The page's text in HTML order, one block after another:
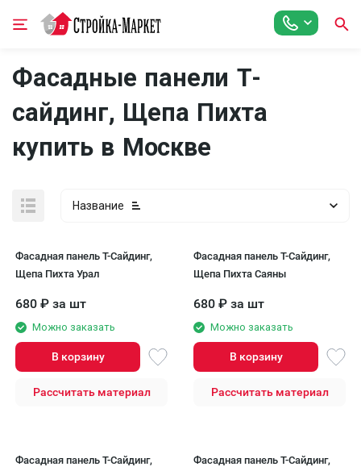
Фасадные панели Т-
сайдинг, Щепа Пихта
купить в Москве
Название
Фасадная панель T-Сайдинг,
Щепа Пихта Урал
680 ₽ за шт
Можно заказать
В корзину
Рассчитать материал
Фасадная панель T-Сайдинг,
Щепа Пихта Саяны
680 ₽ за шт
Можно заказать
В корзину
Рассчитать материал
Фасадная панель T-Сайдинг,
Фасадная панель T-Сайдинг,